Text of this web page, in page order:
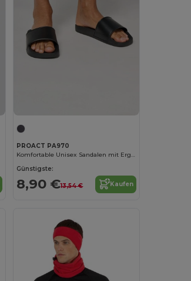
PROACT PA970
Komfortable Unisex Sandalen mit Ergonomischer Sohle
Günstigste:
8,90 €13,54 € Kaufen